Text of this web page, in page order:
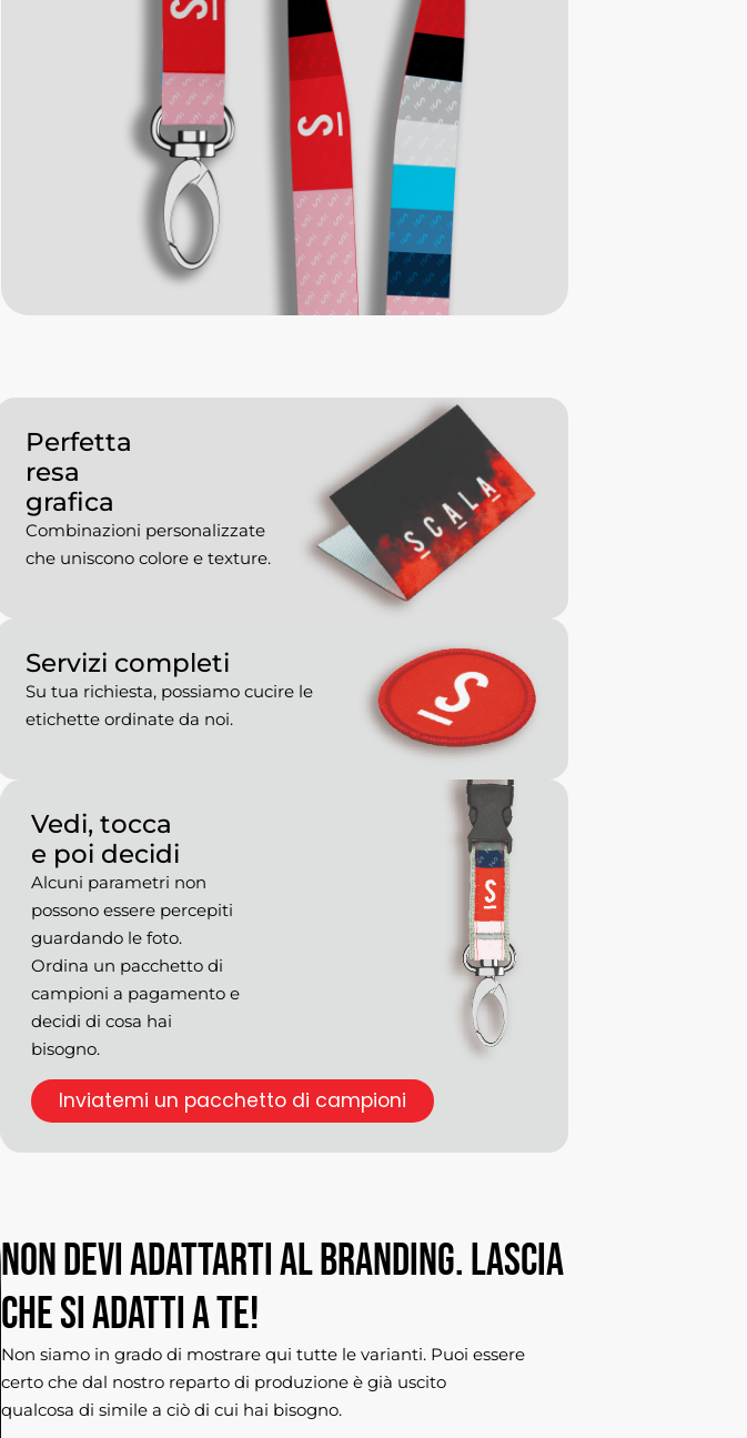
Perfetta
resa
grafica
Combinazioni personalizzate
che uniscono colore e texture.
Servizi completi
Su tua richiesta, possiamo cucire le
etichette ordinate da noi.
Vedi, tocca
e poi decidi
Alcuni parametri non
possono essere percepiti
guardando le foto.
Ordina un pacchetto di
campioni a pagamento e
decidi di cosa hai
bisogno.
Inviatemi un pacchetto di campioni
Nondeviadattartialbranding.Lascia
chesiadattiate!
Non siamo in grado di mostrare qui tutte le varianti. Puoi essere
certo che dal nostro reparto di produzione è già uscito
qualcosa di simile a ciò di cui hai bisogno.